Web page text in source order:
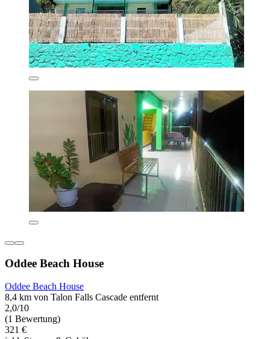
Oddee Beach House
Oddee Beach House
8,4 km von Talon Falls Cascade entfernt
2,0/10
(1 Bewertung)
321 €